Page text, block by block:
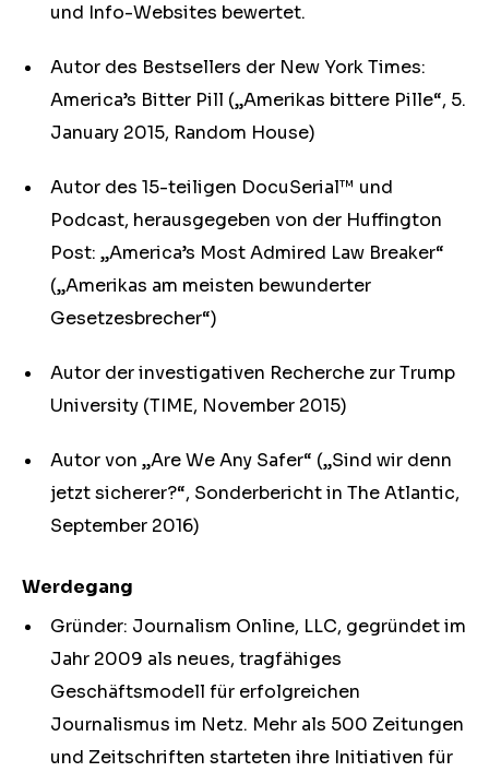
und Info-Websites bewertet.
Autor des Bestsellers der New York Times:
America’s Bitter Pill („Amerikas bittere Pille“, 5.
January 2015, Random House)
Autor des 15-teiligen DocuSerial™ und
Podcast, herausgegeben von der Huffington
Post: „America’s Most Admired Law Breaker“
(„Amerikas am meisten bewunderter
Gesetzesbrecher“)
Autor der investigativen Recherche zur Trump
University (TIME, November 2015)
Autor von „Are We Any Safer“ („Sind wir denn
jetzt sicherer?“, Sonderbericht in The Atlantic,
September 2016)
Werdegang
Gründer: Journalism Online, LLC, gegründet im
Jahr 2009 als neues, tragfähiges
Geschäftsmodell für erfolgreichen
Journalismus im Netz. Mehr als 500 Zeitungen
und Zeitschriften starteten ihre Initiativen für